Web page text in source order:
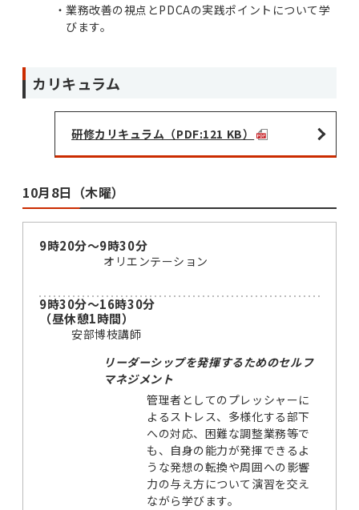
業務改善の視点とPDCAの実践ポイントについて学
びます。
カリキュラム
研修カリキュラム（PDF:121 KB）
10月8日（木曜）
9時20分～9時30分
オリエンテーション
9時30分～16時30分
（昼休憩1時間）
安部博枝講師
リーダーシップを発揮するためのセルフ
マネジメント
管理者としてのプレッシャーに
よるストレス、多様化する部下
への対応、困難な調整業務等で
も、自身の能力が発揮できるよ
うな発想の転換や周囲への影響
力の与え方について演習を交え
ながら学びます。